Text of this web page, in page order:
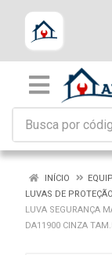
INÍCIO
LUVAS DE PROTEÇÃO
LUVA SEGURANÇA
DA11900 CINZA